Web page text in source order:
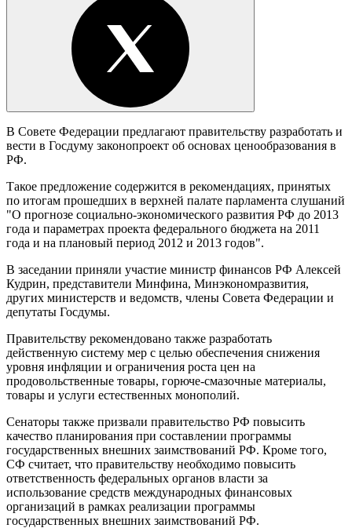
В Совете Федерации предлагают правительству разработать и
вести в Госдуму законопроект об основах ценообразования в
РФ.
Такое предложение содержится в рекомендациях, принятых
по итогам прошедших в верхней палате парламента слушаний
"О прогнозе социально-экономического развития РФ до 2013
года и параметрах проекта федерального бюджета на 2011
года и на плановый период 2012 и 2013 годов".
В заседании приняли участие министр финансов РФ Алексей
Кудрин, представители Минфина, Минэкономразвития,
других министерств и ведомств, члены Совета Федерации и
депутаты Госдумы.
Правительству рекомендовано также разработать
действенную систему мер с целью обеспечения снижения
уровня инфляции и ограничения роста цен на
продовольственные товары, горюче-смазочные материалы,
товары и услуги естественных монополий.
Сенаторы также призвали правительство РФ повысить
качество планирования при составлении программы
государственных внешних заимствований РФ. Кроме того,
СФ считает, что правительству необходимо повысить
ответственность федеральных органов власти за
использование средств международных финансовых
организаций в рамках реализации программы
государственных внешних заимствований РФ.